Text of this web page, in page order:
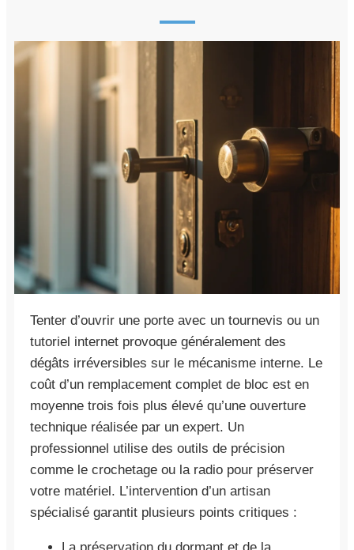
Tenter d’ouvrir une porte avec un tournevis ou un
tutoriel internet provoque généralement des
dégâts irréversibles sur le mécanisme interne. Le
coût d’un remplacement complet de bloc est en
moyenne trois fois plus élevé qu’une ouverture
technique réalisée par un expert. Un
professionnel utilise des outils de précision
comme le crochetage ou la radio pour préserver
votre matériel. L’intervention d’un artisan
spécialisé garantit plusieurs points critiques :